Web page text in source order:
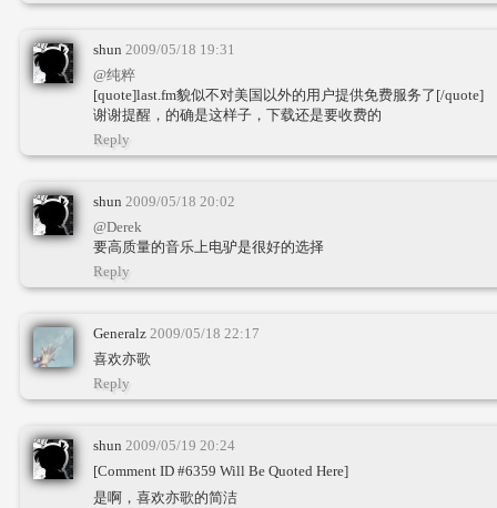
shun 2009/05/18 19:31
@纯粹
[quote]last.fm貌似不对美国以外的用户提供免费服务了[/quote]
谢谢提醒，的确是这样子，下载还是要收费的
Reply
shun 2009/05/18 20:02
@Derek
要高质量的音乐上电驴是很好的选择
Reply
Generalz 2009/05/18 22:17
喜欢亦歌
Reply
shun 2009/05/19 20:24
[Comment ID #6359 Will Be Quoted Here]
是啊，喜欢亦歌的简洁